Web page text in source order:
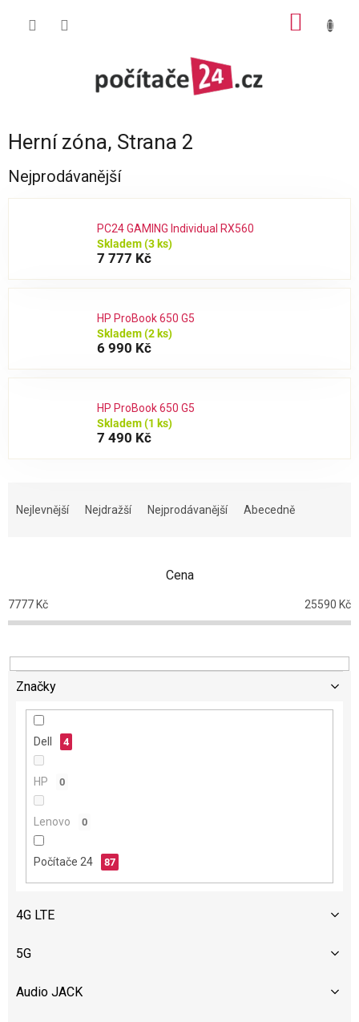
Herní zóna, Strana 2
Nejprodávanější
PC24 GAMING Individual RX560
Skladem(3 ks)
7 777 Kč
HP ProBook 650 G5
Skladem(2 ks)
6 990 Kč
HP ProBook 650 G5
Skladem(1 ks)
7 490 Kč
p
r
o
u
Nejlevnější Nejdražší Nejprodávanější Abecedně
Cena
7777 Kč 25590 Kč
Značky
Dell 4
HP 0
Lenovo 0
Počítače 24 87
4G LTE
5G
Audio JACK